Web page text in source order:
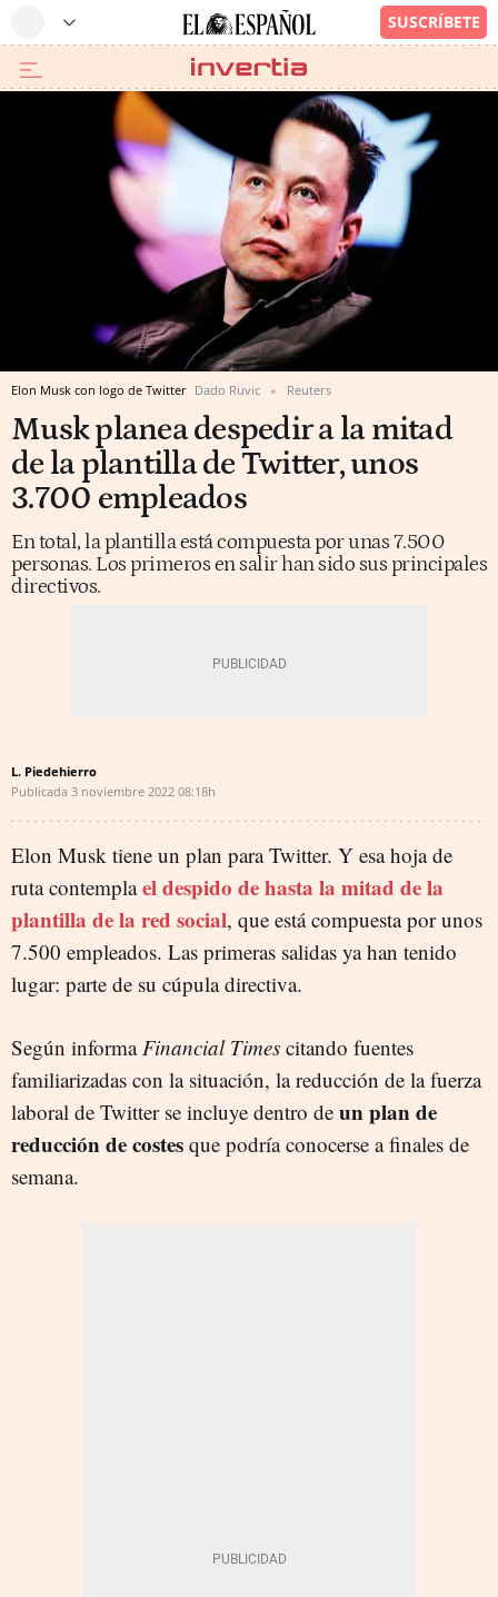
Elon Musk con logo de Twitter Dado Ruvic Reuters
Musk planea despedir a la mitad
de la plantilla de Twitter, unos
3.700 empleados
En total, la plantilla está compuesta por unas 7.500
personas. Los primeros en salir han sido sus principales
directivos.
L. Piedehierro
Publicada 3 noviembre 2022 08:18h
Elon Musk tiene un plan para Twitter. Y esa hoja de
ruta contemplael despido de hasta la mitad de la
plantilla de la red social, que está compuesta por unos
7.500 empleados. Las primeras salidas ya han tenido
lugar: parte de su cúpula directiva.
Según informaFinancial Times citando fuentes
familiarizadas con la situación, la reducción de la fuerza
laboral de Twitter se incluye dentro de un plan de
reducción de costes que podría conocerse a finales de
semana.